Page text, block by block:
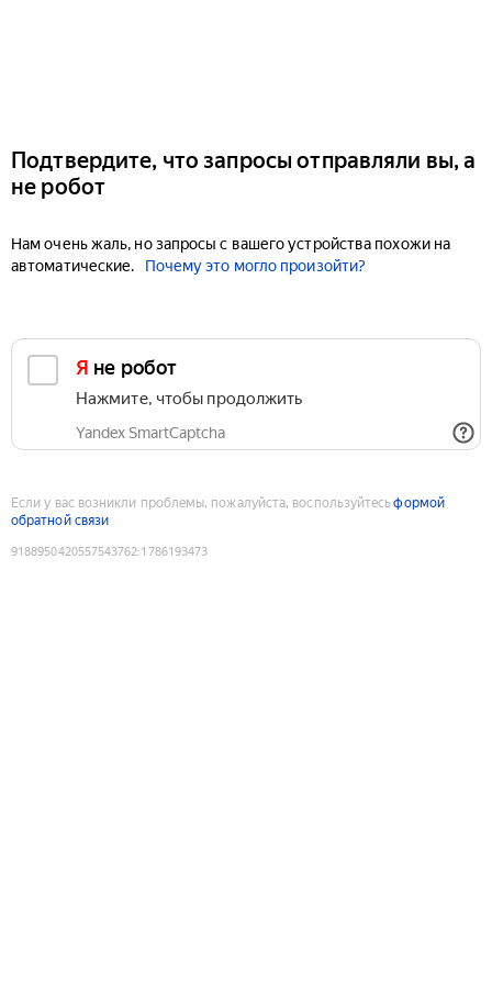
Подтвердите, что запросы отправляли вы, а
не робот
Нам очень жаль, но запросы с вашего устройства похожи на
автоматические.
Почему это могло произойти?
Я не робот
Нажмите, чтобы продолжить
Yandex SmartCaptcha
Если у вас возникли проблемы, пожалуйста, воспользуйтесьформой
обратной связи
9188950420557543762:1786193473